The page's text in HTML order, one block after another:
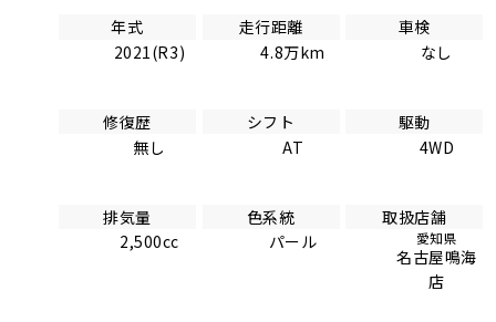
年式
2021(R3)
走行距離
4.8万km
車検
なし
修復歴
無し
シフト
AT
駆動
4WD
排気量
2,500cc
色系統
パール
取扱店舗
愛知県
名古屋鳴海
店